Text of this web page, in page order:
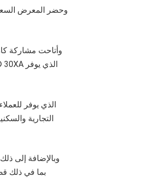
وحضر المعرض
وأتاحت مشاركة
التجارية
وبالإضافة إلى
بما في ذلك